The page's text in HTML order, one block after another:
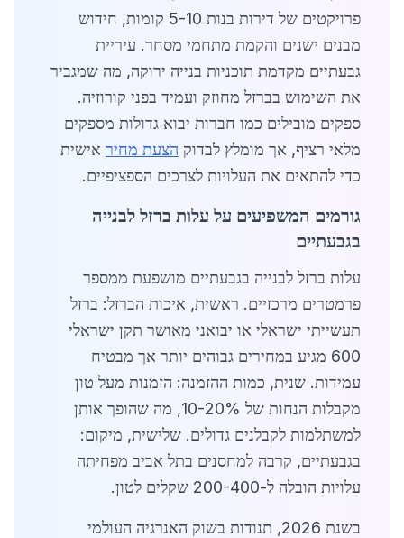
פרויקטים של דירות בנות 5-10 קומות, חידוש
מבנים ישנים והקמת מתחמי מסחר. עיריית
גבעתיים מקדמת תוכניות בנייה ירוקה, מה שמגביר
את השימוש בברזל מחוזק ועמיד בפני קורוזיה.
ספקים מובילים כמו חברות יבוא גדולות מספקים
מלאי רציף, אך מומלץ לבדוק הצעת מחיר אישית
כדי להתאים את העלויות לצרכים הספציפיים.
גורמים המשפיעים על עלות ברזל לבנייה
בגבעתיים
עלות ברזל לבנייה בגבעתיים מושפעת ממספר
פרמטרים מרכזיים. ראשית, איכות הברזל: ברזל
תעשייתי ישראלי או יבואני מאושר תקן ישראלי
600 מגיע במחירים גבוהים יותר אך מבטיח
עמידות. שנית, כמות ההזמנה: הזמנות מעל טון
מקבלות הנחות של 10-20%, מה שהופך אותן
למשתלמות לקבלנים גדולים. שלישית, מיקום:
בגבעתיים, קרבה למחסנים בתל אביב מפחיתה
עלויות הובלה ל-200-400 שקלים לטון.
בשנת 2026, תנודות בשוק האנרגיה העולמי